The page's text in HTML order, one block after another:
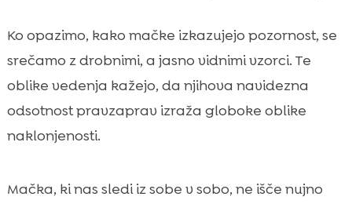
Ko opazimo, kako mačke izkazujejo pozornost, se
srečamo z drobnimi, a jasno vidnimi vzorci. Te
oblike vedenja kažejo, da njihova navidezna
odsotnost pravzaprav izraža globoke oblike
naklonjenosti.
Mačka, ki nas sledi iz sobe v sobo, ne išče nujno